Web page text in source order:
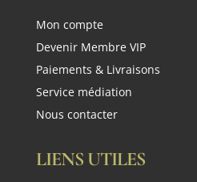
Mon compte
Devenir Membre VIP
Paiements & Livraisons
Service médiation
Nous contacter
LIENS UTILES